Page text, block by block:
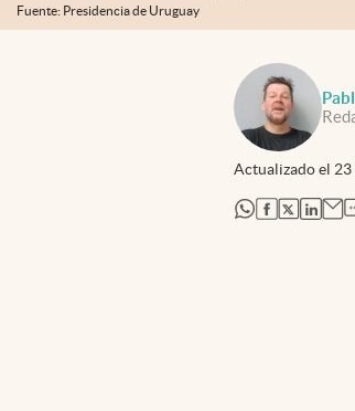
Fuente: Presidencia de Uruguay
Actualizado el 23
abre en
abre en
abre